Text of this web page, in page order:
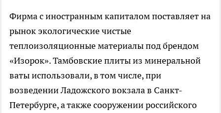
Фирма с иностранным капиталом поставляет на
рынок экологические чистые
теплоизоляционные материалы под брендом
«Изорок». Тамбовские плиты из минеральной
ваты использовали, в том числе, при
возведении Ладожского вокзала в Санкт-
Петербурге, а также сооружении российского